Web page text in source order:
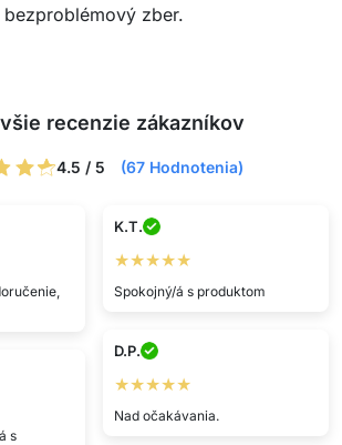
bezproblémový zber.
recenzie zákazníkov
4.5 / 5 (67 Hodnotenia)
K.T.
★★★★★
Spokojný/á s produktom
D.P.
★★★★★
Nad očakávania.
s